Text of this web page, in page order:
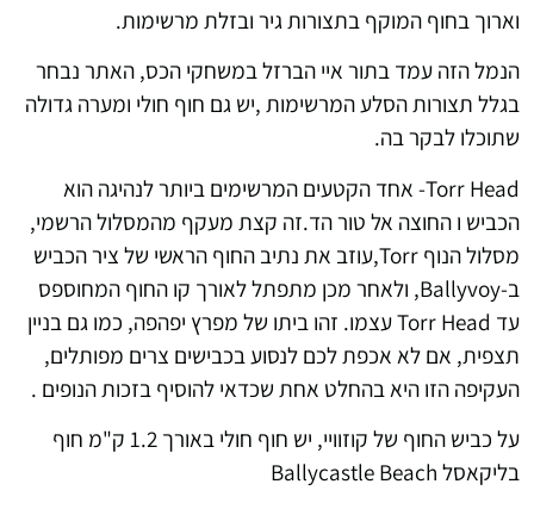
וארוך בחוף המוקף בתצורות גיר ובזלת מרשימות.
הנמל הזה עמד בתור איי הברזל במשחקי הכס, האתר נבחר
בגלל תצורות הסלע המרשימות ,יש גם חוף חולי ומערה גדולה
שתוכלו לבקר בה.
Torr Head- אחד הקטעים המרשימים ביותר לנהיגה הוא
הכביש ו החוצה אל טור הד.זה קצת מעקף מהמסלול הרשמי,
מסלול הנוף Torr,עוזב את נתיב החוף הראשי של ציר הכביש
ב-Ballyvoy, ולאחר מכן מתפתל לאורך קו החוף המחוספס
עד Torr Head עצמו. זהו ביתו של מפרץ יפהפה, כמו גם בניין
תצפית, אם לא אכפת לכם לנסוע בכבישים צרים מפותלים,
העקיפה הזו היא בהחלט אחת שכדאי להוסיף בזכות הנופים .
על כביש החוף של קוזוויי, יש חוף חולי באורך 1.2 ק"מ חוף
בליקאסל Ballycastle Beach